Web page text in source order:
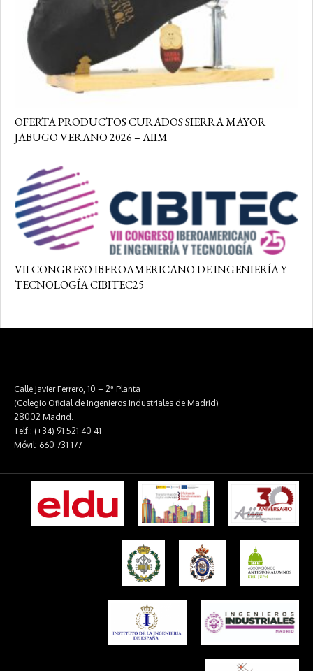
OFERTA PRODUCTOS CURADOS SIERRA MAYOR
JABUGO VERANO 2026 – AIIM
VII CONGRESO IBEROAMERICANO DE INGENIERÍA Y
TECNOLOGÍA CIBITEC25
Calle Javier Ferrero, 10 – 2ª Planta
(Colegio Oficial de Ingenieros Industriales de Madrid)
28002 Madrid.
Telf.: (+34) 91 521 40 41
Móvil: 660 731 177